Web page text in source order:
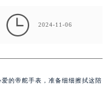
 2024-11-06
的帝舵手表，准备细细擦拭这陪